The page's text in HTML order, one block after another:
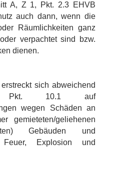
A, Z 1, Pkt. 2.3 EHVB
auch dann, wenn die
Räumlichkeiten ganz
verpachtet sind bzw.
dienen.
sich abweichend
10.1 auf
wegen Schäden an
gemieteten/geliehenen
Gebäuden und
Feuer, Explosion und